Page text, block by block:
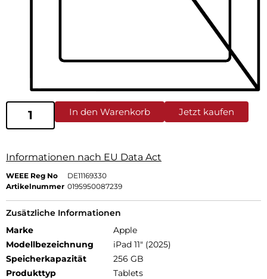
In den Warenkorb Jetzt kaufen
Informationen nach EU Data Act
WEEE Reg No
DE11169330
Artikelnummer 0195950087239
Zusätzliche Informationen
Marke
Apple
Modellbezeichnung
iPad 11" (2025)
Speicherkapazität
256 GB
Produkttyp
Tablets